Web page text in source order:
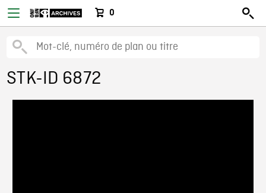
0
STK-ID 6872